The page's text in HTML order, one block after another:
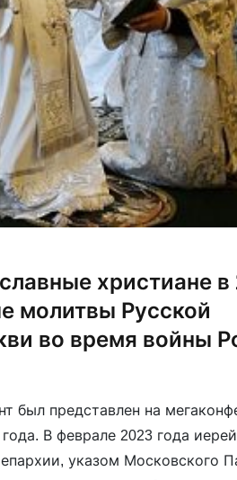
христиане в
молитвы Русской
во время войны
был представлен на
В феврале 2023 года
указом Московского